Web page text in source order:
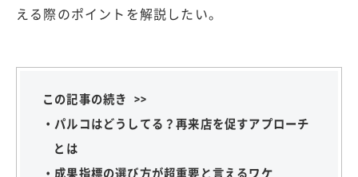
える際のポイントを解説したい。
この記事の続き >>
・パルコはどうしてる？再来店を促すアプローチ
とは
・成果指標の選び方が超重要と言えるワケ